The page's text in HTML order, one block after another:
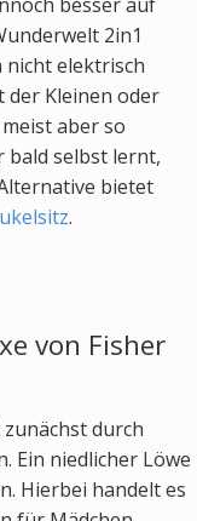
2in1
nicht elektrisch
der Kleinen oder
aber so
bald selbst lernt,
bietet
.
von Fisher
durch
Ein niedlicher Löwe
Hierbei handelt es